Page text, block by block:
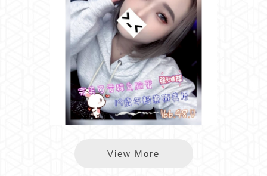
長春小顏
View More